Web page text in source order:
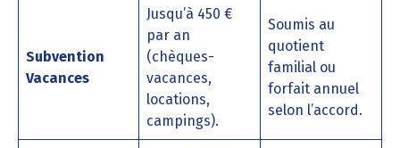
Subvention
Vacances
Jusqu’à 450 €
par an
(chèques-
vacances,
locations,
campings).
Soumis au
quotient
familial ou
forfait annuel
selon l’accord.